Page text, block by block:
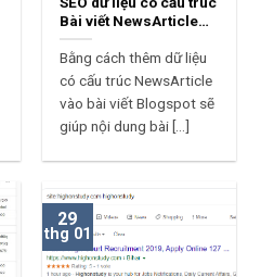
Bài viết NewsArticle
cho Blogspot
Bằng cách thêm dữ liệu
có cấu trúc NewsArticle
vào bài viết Blogspot sẽ
giúp nội dung bài [...]
29
thg 01